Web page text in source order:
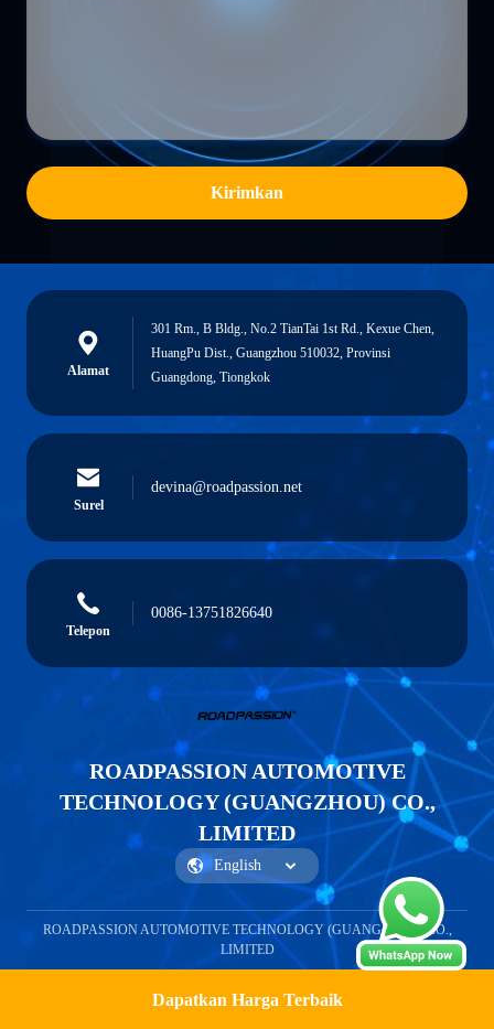
Dapatkan Harga Terbaik
Kirimkan
Alamat
301 Rm., B Bldg., No.2 TianTai 1st Rd., Kexue Chen,
HuangPu Dist., Guangzhou 510032, Provinsi
Guangdong, Tiongkok
Surel
devina@roadpassion.net
Telepon
0086-13751826640
ROADPASSION AUTOMOTIVE
TECHNOLOGY (GUANGZHOU) CO.,
LIMITED
ROADPASSION AUTOMOTIVE TECHNOLOGY (GUANGZHOU) CO.,
LIMITED
Dapatkan Penawaran